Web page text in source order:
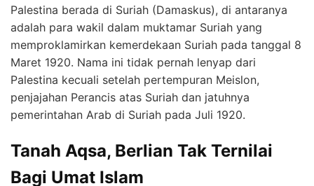
Palestina berada di Suriah (Damaskus), di antaranya
adalah para wakil dalam muktamar Suriah yang
memproklamirkan kemerdekaan Suriah pada tanggal 8
Maret 1920. Nama ini tidak pernah lenyap dari
Palestina kecuali setelah pertempuran Meislon,
penjajahan Perancis atas Suriah dan jatuhnya
pemerintahan Arab di Suriah pada Juli 1920.
Tanah Aqsa, Berlian Tak Ternilai
Bagi Umat Islam